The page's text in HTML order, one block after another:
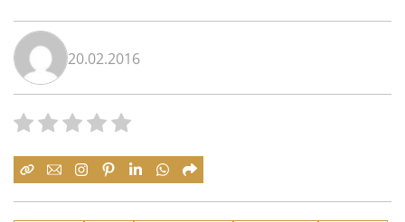
20.02.2016